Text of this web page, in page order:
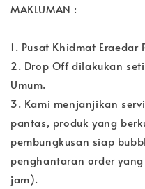
MAKLUMAN :
1. Pusat Khidmat Eraedar
2. Drop Off dilakukan
Umum.
3. Kami menjanjikan
pantas, produk yang
pembungkusan siap
penghantaran order
jam).